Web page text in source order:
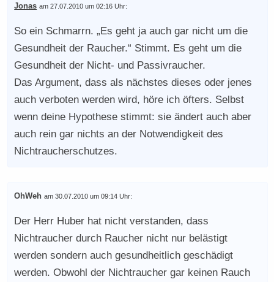
Jonas am 27.07.2010 um 02:16 Uhr:
So ein Schmarrn. „Es geht ja auch gar nicht um die
Gesundheit der Raucher.“ Stimmt. Es geht um die
Gesundheit der Nicht- und Passivraucher.
Das Argument, dass als nächstes dieses oder jenes
auch verboten werden wird, höre ich öfters. Selbst
wenn deine Hypothese stimmt: sie ändert auch aber
auch rein gar nichts an der Notwendigkeit des
Nichtraucherschutzes.
OhWeh am 30.07.2010 um 09:14 Uhr:
Der Herr Huber hat nicht verstanden, dass
Nichtraucher durch Raucher nicht nur belästigt
werden sondern auch gesundheitlich geschädigt
werden. Obwohl der Nichtraucher gar keinen Rauch